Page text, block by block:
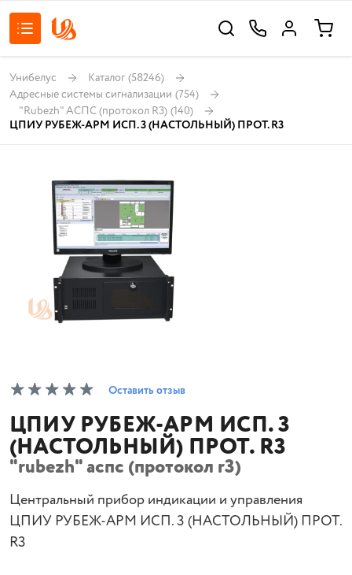
Унибелус Каталог (58246)
Адресные системы сигнализации (754)
"Rubezh" АСПС (протокол R3) (140)
ЦПИУ РУБЕЖ-АРМ ИСП. 3 (НАСТОЛЬНЫЙ) ПРОТ. R3
Оставить отзыв
ЦПИУ РУБЕЖ-АРМ ИСП. 3
(НАСТОЛЬНЫЙ) ПРОТ. R3
"rubezh" аспс (протокол r3)
Центральный прибор индикации и управления
ЦПИУ РУБЕЖ-АРМ ИСП. 3 (НАСТОЛЬНЫЙ) ПРОТ.
R3